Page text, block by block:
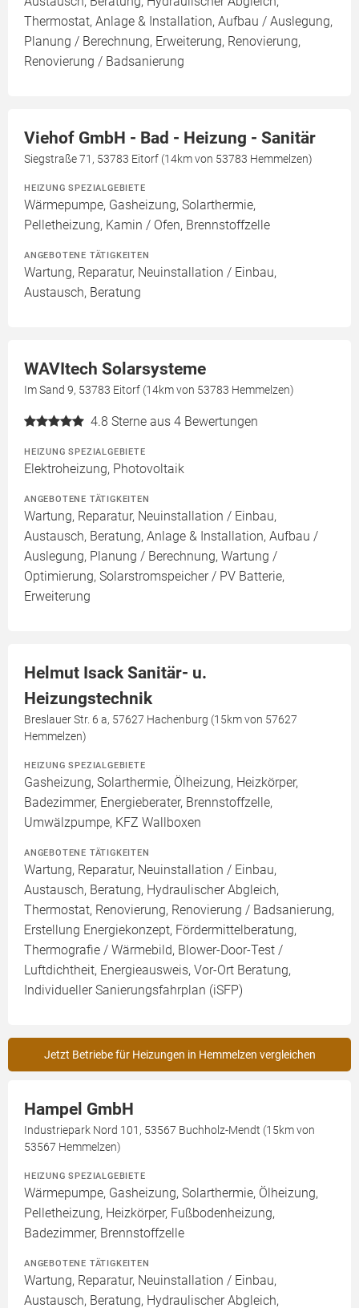
Thermostat, Anlage & Installation, Aufbau / Auslegung,
Planung / Berechnung, Erweiterung, Renovierung,
Renovierung / Badsanierung
Viehof GmbH - Bad - Heizung - Sanitär
Siegstraße 71, 53783 Eitorf (14km von 53783 Hemmelzen)
HEIZUNG SPEZIALGEBIETE
Wärmepumpe, Gasheizung, Solarthermie,
Pelletheizung, Kamin / Ofen, Brennstoffzelle
ANGEBOTENE TÄTIGKEITEN
Wartung, Reparatur, Neuinstallation / Einbau,
Austausch, Beratung
WAVItech Solarsysteme
Im Sand 9, 53783 Eitorf (14km von 53783 Hemmelzen)
4.8 Sterne aus 4 Bewertungen
HEIZUNG SPEZIALGEBIETE
Elektroheizung, Photovoltaik
ANGEBOTENE TÄTIGKEITEN
Wartung, Reparatur, Neuinstallation / Einbau,
Austausch, Beratung, Anlage & Installation, Aufbau /
Auslegung, Planung / Berechnung, Wartung /
Optimierung, Solarstromspeicher / PV Batterie,
Erweiterung
Helmut Isack Sanitär- u.
Heizungstechnik
Breslauer Str. 6 a, 57627 Hachenburg (15km von 57627
Hemmelzen)
HEIZUNG SPEZIALGEBIETE
Gasheizung, Solarthermie, Ölheizung, Heizkörper,
Badezimmer, Energieberater, Brennstoffzelle,
Umwälzpumpe, KFZ Wallboxen
ANGEBOTENE TÄTIGKEITEN
Wartung, Reparatur, Neuinstallation / Einbau,
Austausch, Beratung, Hydraulischer Abgleich,
Thermostat, Renovierung, Renovierung / Badsanierung,
Erstellung Energiekonzept, Fördermittelberatung,
Thermografie / Wärmebild, Blower-Door-Test /
Luftdichtheit, Energieausweis, Vor-Ort Beratung,
Individueller Sanierungsfahrplan (iSFP)
Jetzt Betriebe für Heizungen in Hemmelzen vergleichen
Hampel GmbH
Industriepark Nord 101, 53567 Buchholz-Mendt (15km von
53567 Hemmelzen)
HEIZUNG SPEZIALGEBIETE
Wärmepumpe, Gasheizung, Solarthermie, Ölheizung,
Pelletheizung, Heizkörper, Fußbodenheizung,
Badezimmer, Brennstoffzelle
ANGEBOTENE TÄTIGKEITEN
Wartung, Reparatur, Neuinstallation / Einbau,
Austausch, Beratung, Hydraulischer Abgleich,